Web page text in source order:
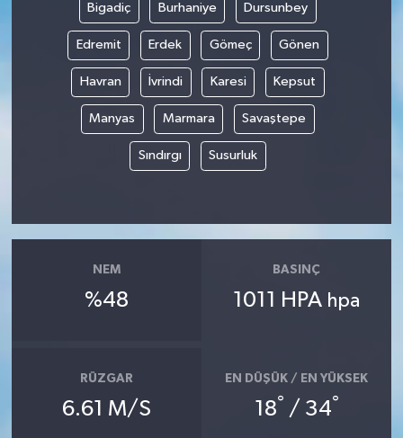
Bigadiç Burhaniye Dursunbey
Edremit Erdek Gömeç Gönen
Havran İvrindi Karesi Kepsut
Manyas Marmara Savaştepe
Sındırgı Susurluk
NEM
%48
BASINÇ
1011 HPA hpa
RÜZGAR
6.61 M/S
EN DÜŞÜK / EN YÜKSEK
18° / 34°